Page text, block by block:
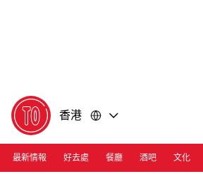
香港
最新情報 好去處 餐廳 酒吧 文化
Photograph: Courtesy The Chinnery